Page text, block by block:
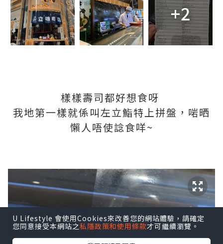
+2
樣樣壽司都好想食呀
我地第一樣就係叫左立鮨特上拼盤，啱晒
懶人唔使諗食咩~
U Lifestyle 會使用Cookies來改善您的網站體驗，請確定
您同意接受本網站之私隱政策和使用條款才可繼續瀏覽。